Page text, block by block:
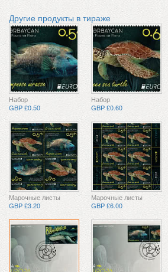
Другие продукты в тираже
Набор
GBP £0.50
Набор
GBP £0.60
Марочные листы
GBP £3.20
Марочные листы
GBP £6.00